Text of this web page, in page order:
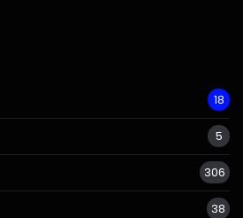
18
5
306
38